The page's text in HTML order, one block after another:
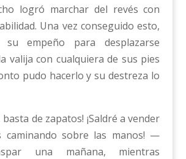
logró marchar del revés con
Una vez conseguido esto,
su empeño para desplazarse
valija con cualquiera de sus pies
pudo hacerlo y su destreza lo
de zapatos! ¡Saldré a vender
caminando sobre las manos! —
una mañana, mientras